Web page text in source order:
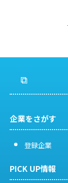
ナ
ビ
ゲ
ー
シ
ョ
ン
企業をさがす
登録企業
PICK UP情報